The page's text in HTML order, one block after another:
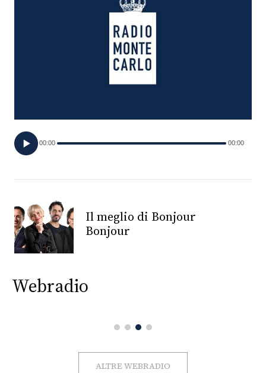
PRINCIPATO
DI
MONACO
CONSIGLIA
00:00 00:00
Il meglio di Bonjour
Bonjour
Webradio
ALTRE WEBRADIO